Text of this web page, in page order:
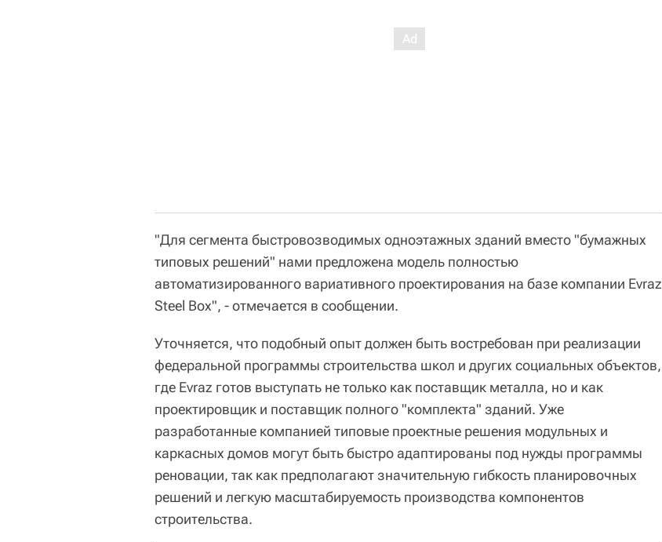
"Для сегмента быстровозводимых одноэтажных зданий вместо "бумажных
типовых решений" нами предложена модель полностью
автоматизированного вариативного проектирования на базе компании Evraz
Steel Box", - отмечается в сообщении.
Уточняется, что подобный опыт должен быть востребован при реализации
федеральной программы строительства школ и других социальных объектов,
где Evraz готов выступать не только как поставщик металла, но и как
проектировщик и поставщик полного "комплекта" зданий. Уже
разработанные компанией типовые проектные решения модульных и
каркасных домов могут быть быстро адаптированы под нужды программы
реновации, так как предполагают значительную гибкость планировочных
решений и легкую масштабируемость производства компонентов
строительства.